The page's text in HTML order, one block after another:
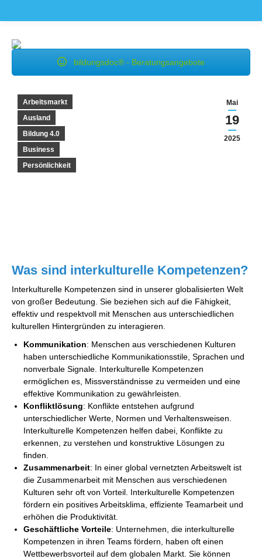
bildungsdoc® - Beratungsangebote
Mai
19
2025
Arbeitsmarkt
Ausland
Bildung 4.0
Business
Persönlichkeit
Was sind interkulturelle Kompetenzen?
Interkulturelle Kompetenzen sind in unserer globalisierten Welt
von großer Bedeutung. Sie beziehen sich auf die Fähigkeit,
effektiv und respektvoll mit Menschen aus unterschiedlichen
kulturellen Hintergründen zu interagieren.
Kommunikation: Menschen aus verschiedenen Kulturen
haben unterschiedliche Kommunikationsstile, Sprachen und
nonverbale Signale. Interkulturelle Kompetenzen
ermöglichen es, Missverständnisse zu vermeiden und eine
effektive Kommunikation zu gewährleisten.
Konfliktlösung: Konflikte entstehen aufgrund
unterschiedlicher Werte, Normen und Verhaltensweisen.
Interkulturelle Kompetenzen helfen dabei, Konflikte zu
erkennen, zu verstehen und konstruktive Lösungen zu
finden.
Zusammenarbeit: In einer global vernetzten Arbeitswelt ist
die Zusammenarbeit mit Menschen aus verschiedenen
Kulturen sehr oft von Vorteil. Interkulturelle Kompetenzen
fördern ein positives Arbeitsklima, effiziente Teamarbeit und
erhöhen die Produktivität.
Geschäftliche Vorteile: Unternehmen, die interkulturelle
Kompetenzen in ihren Teams fördern, haben oft einen
Wettbewerbsvorteil auf dem globalen Markt. Sie können